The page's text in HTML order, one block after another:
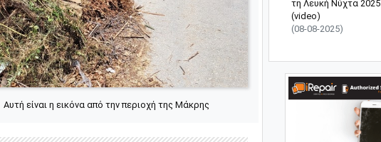
Αυτή είναι η εικόνα από την περιοχή της Μάκρης
τη Λευκή Νύχτα 2025
(video)
(08-08-2025)